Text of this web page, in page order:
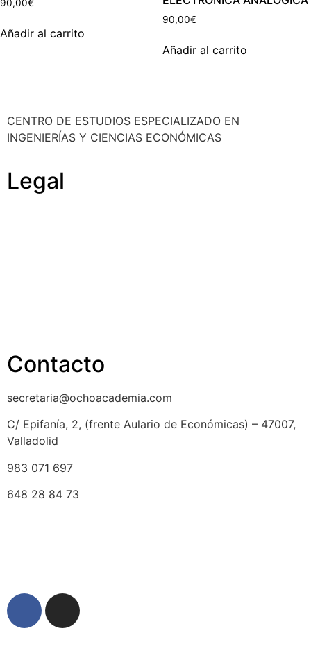
90,00€
Añadir al carrito
90,00€
Añadir al carrito
CENTRO DE ESTUDIOS ESPECIALIZADO EN
INGENIERÍAS Y CIENCIAS ECONÓMICAS
Legal
Contacto
secretaria@ochoacademia.com
C/ Epifanía, 2, (frente Aulario de Económicas) – 47007,
Valladolid
983 071 697
648 28 84 73